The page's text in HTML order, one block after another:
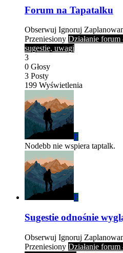
Forum na Tapatalku
Obserwuj Ignoruj
Przeniesiony Działanie forum
sugestie, uwagi
3
0 Głosy
3 Posty
199 Wyświetlenia
P
Nodebb nie wspiera taptalk.
P
Sugestie odnośnie
Obserwuj Ignoruj
Przeniesiony Działanie forum